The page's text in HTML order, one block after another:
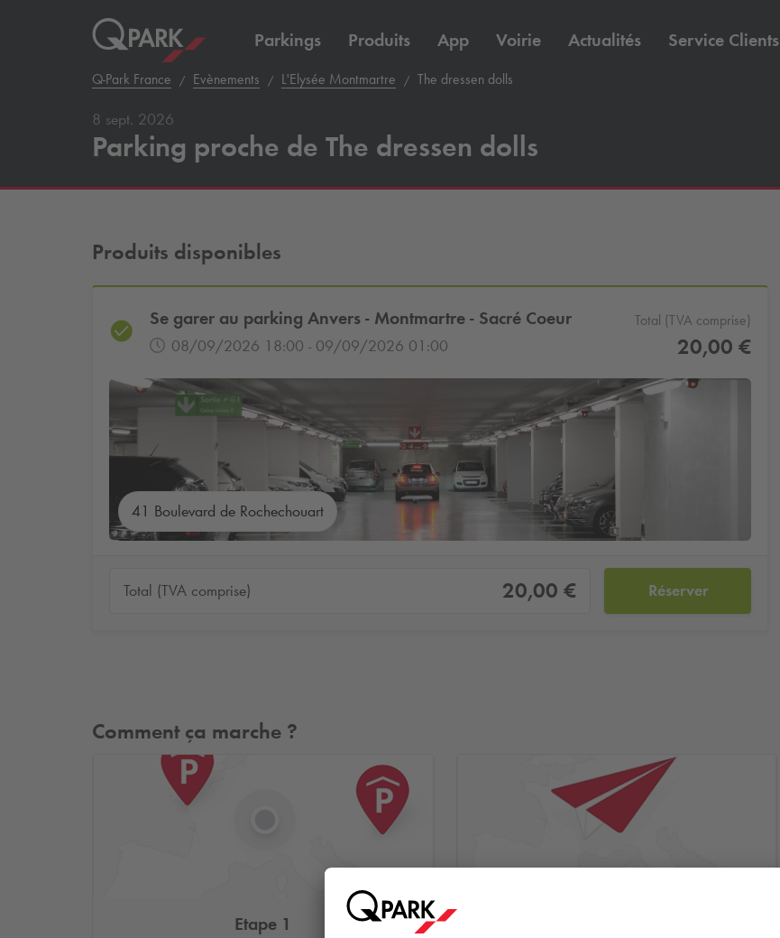
Parkings Produits App Voirie Actualités Service Clients
Q-Park France Evènements L'Elysée Montmartre The dressen dolls
8 sept. 2026
Parking proche de The dressen dolls
Produits disponibles
Se garer au parking Anvers - Montmartre - Sacré Coeur
08/09/2026 18:00 - 09/09/2026 01:00
Total (TVA comprise)
20,00 €
41 Boulevard de Rochechouart
Total (TVA comprise) 20,00 € Réserver
Comment ça marche ?
Etape 1